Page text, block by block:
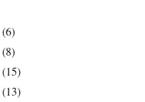
(6)
(8)
(15)
(13)